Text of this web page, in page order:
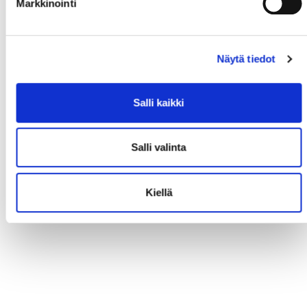
Markkinointi
Näytä tiedot
Salli kaikki
Salli valinta
Kiellä